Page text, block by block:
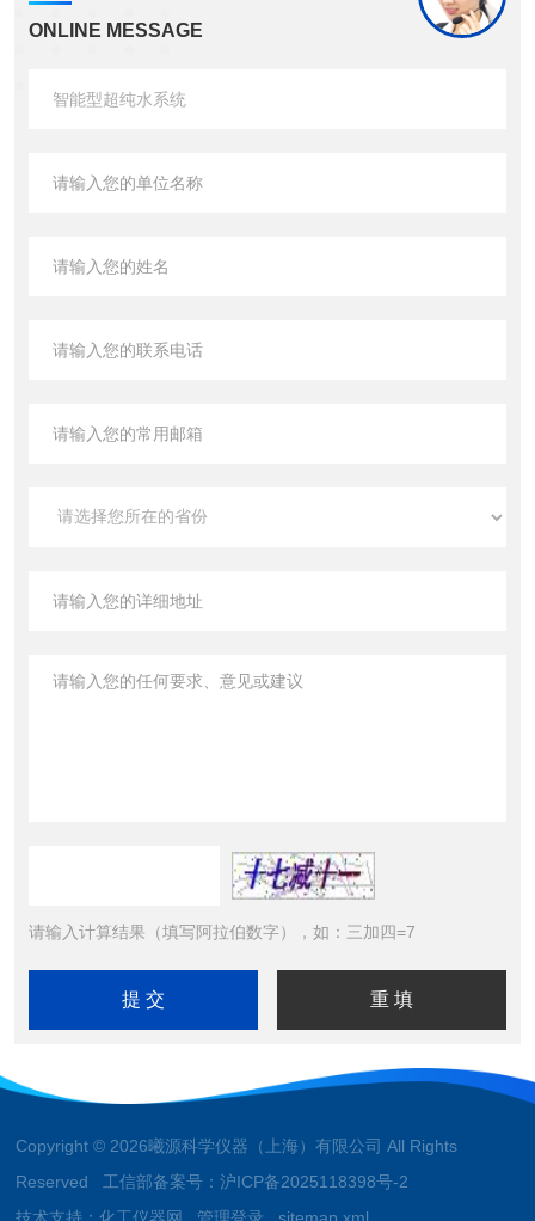
ONLINE MESSAGE
请输入计算结果（填写阿拉伯数字），如：三加四=7
Copyright © 2026曦源科学仪器（上海）有限公司 All Rights
Reserved 工信部备案号：沪ICP备2025118398号-2